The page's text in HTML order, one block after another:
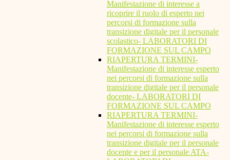
Manifestazione di interesse a
ricoprire il ruolo di esperto nei
percorsi di formazione sulla
transizione digitale per il personale
scolastico- LABORATORI DI
FORMAZIONE SUL CAMPO
RIAPERTURA TERMINI-
Manifestazione di interesse esperto
nei percorsi di formazione sulla
transizione digitale per il personale
docente- LABORATORI DI
FORMAZIONE SUL CAMPO
RIAPERTURA TERMINI-
Manifestazione di interesse esperto
nei percorsi di formazione sulla
transizione digitale per il personale
docente e per il personale ATA-